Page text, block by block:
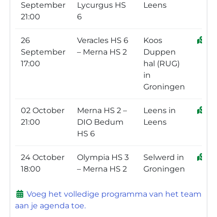
September
21:00
Lycurgus HS
6
Leens
26
September
17:00
Veracles HS 6
– Merna HS 2
Koos
Duppen
hal (RUG)
in
Groningen
02 October
21:00
Merna HS 2 –
DIO Bedum
HS 6
Leens in
Leens
24 October
18:00
Olympia HS 3
– Merna HS 2
Selwerd in
Groningen
Voeg het volledige programma van het team
aan je agenda toe.